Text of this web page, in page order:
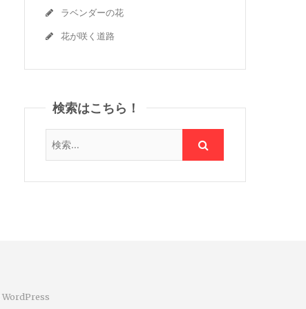
ラベンダーの花
花が咲く道路
検索はこちら！
WordPress